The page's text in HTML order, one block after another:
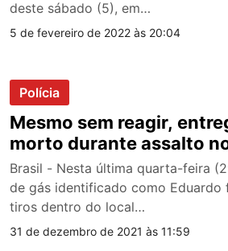
deste sábado (5), em…
5 de fevereiro de 2022 às 20:04
Polícia
Mesmo sem reagir,
morto durante assalto
Brasil - Nesta última quarta-feira
de gás identificado como Eduardo
tiros dentro do local…
31 de dezembro de 2021 às 11:59